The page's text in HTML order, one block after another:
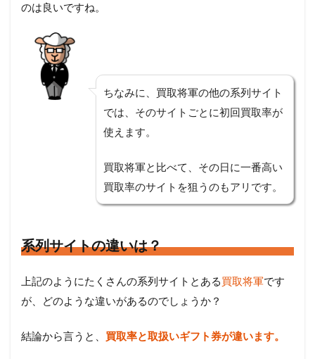
のは良いですね。
ちなみに、買取将軍の他の系列サイト
では、そのサイトごとに初回買取率が
使えます。
買取将軍と比べて、その日に一番高い
買取率のサイトを狙うのもアリです。
系列サイトの違いは？
上記のようにたくさんの系列サイトとある買取将軍です
が、どのような違いがあるのでしょうか？
結論から言うと、 買取率と取扱いギフト券が違います。